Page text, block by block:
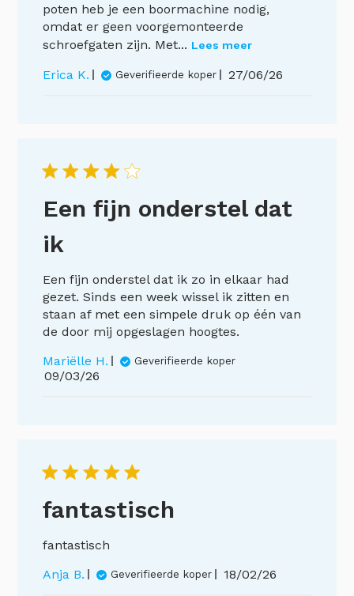
poten heb je een boormachine nodig,
omdat er geen voorgemonteerde
schroefgaten zijn. Met... Lees meer
Erica K. Geverifieerde koper 27/06/26
Een fijn onderstel dat
ik
Een fijn onderstel dat ik zo in elkaar had
gezet. Sinds een week wissel ik zitten en
staan af met een simpele druk op één van
de door mij opgeslagen hoogtes.
Mariëlle H.
Geverifieerde koper
Publicatiedatum
09/03/26
fantastisch
fantastisch
Anja B.
Geverifieerde koper Publicatiedatum
18/02/26